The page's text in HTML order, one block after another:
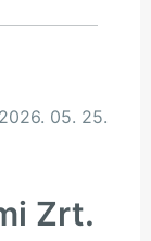
2026. 05. 25.
Zrt.